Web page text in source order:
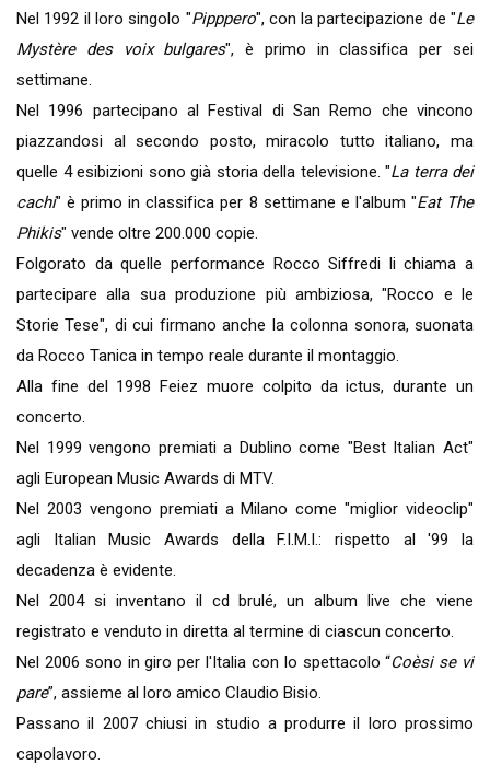
Nel 1992 il loro singolo "Pipppero", con la partecipazione de "Le
Mystère des voix bulgares", è primo in classifica per sei
settimane.
Nel 1996 partecipano al Festival di San Remo che vincono
piazzandosi al secondo posto, miracolo tutto italiano, ma
quelle 4 esibizioni sono già storia della televisione. "La terra dei
cachi" è primo in classifica per 8 settimane e l'album "Eat The
Phikis" vende oltre 200.000 copie.
Folgorato da quelle performance Rocco Siffredi li chiama a
partecipare alla sua produzione più ambiziosa, "Rocco e le
Storie Tese", di cui firmano anche la colonna sonora, suonata
da Rocco Tanica in tempo reale durante il montaggio.
Alla fine del 1998 Feiez muore colpito da ictus, durante un
concerto.
Nel 1999 vengono premiati a Dublino come "Best Italian Act"
agli European Music Awards di MTV.
Nel 2003 vengono premiati a Milano come "miglior videoclip"
agli Italian Music Awards della F.I.M.I.: rispetto al '99 la
decadenza è evidente.
Nel 2004 si inventano il cd brulé, un album live che viene
registrato e venduto in diretta al termine di ciascun concerto.
Nel 2006 sono in giro per l'Italia con lo spettacolo “Coèsi se vi
pare”, assieme al loro amico Claudio Bisio.
Passano il 2007 chiusi in studio a produrre il loro prossimo
capolavoro.